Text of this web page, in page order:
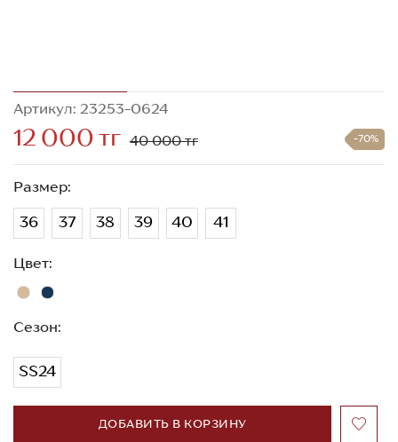
Артикул: 23253-0624
12 000 тг 40 000 тг -70%
Размер:
36 37 38 39 40 41
Цвет:
Сезон:
SS24
ДОБАВИТЬ В КОРЗИНУ